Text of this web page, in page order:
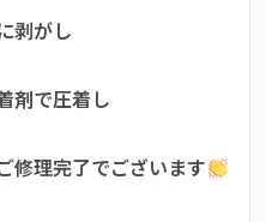
剥がし
剤で圧着し
修理完了でございます